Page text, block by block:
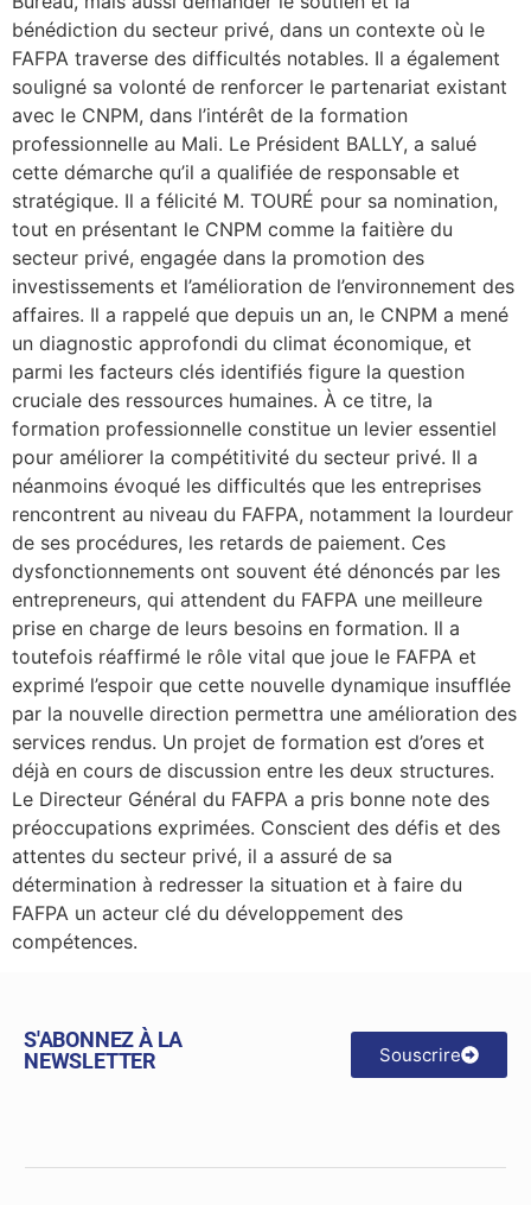
bénédiction du secteur privé, dans un contexte où le
FAFPA traverse des difficultés notables. Il a également
souligné sa volonté de renforcer le partenariat existant
avec le CNPM, dans l’intérêt de la formation
professionnelle au Mali. Le Président BALLY, a salué
cette démarche qu’il a qualifiée de responsable et
stratégique. Il a félicité M. TOURÉ pour sa nomination,
tout en présentant le CNPM comme la faitière du
secteur privé, engagée dans la promotion des
investissements et l’amélioration de l’environnement des
affaires. Il a rappelé que depuis un an, le CNPM a mené
un diagnostic approfondi du climat économique, et
parmi les facteurs clés identifiés figure la question
cruciale des ressources humaines. À ce titre, la
formation professionnelle constitue un levier essentiel
pour améliorer la compétitivité du secteur privé. Il a
néanmoins évoqué les difficultés que les entreprises
rencontrent au niveau du FAFPA, notamment la lourdeur
de ses procédures, les retards de paiement. Ces
dysfonctionnements ont souvent été dénoncés par les
entrepreneurs, qui attendent du FAFPA une meilleure
prise en charge de leurs besoins en formation. Il a
toutefois réaffirmé le rôle vital que joue le FAFPA et
exprimé l’espoir que cette nouvelle dynamique insufflée
par la nouvelle direction permettra une amélioration des
services rendus. Un projet de formation est d’ores et
déjà en cours de discussion entre les deux structures.
Le Directeur Général du FAFPA a pris bonne note des
préoccupations exprimées. Conscient des défis et des
attentes du secteur privé, il a assuré de sa
détermination à redresser la situation et à faire du
FAFPA un acteur clé du développement des
compétences.
S'ABONNEZ À LA
NEWSLETTER
Souscrire